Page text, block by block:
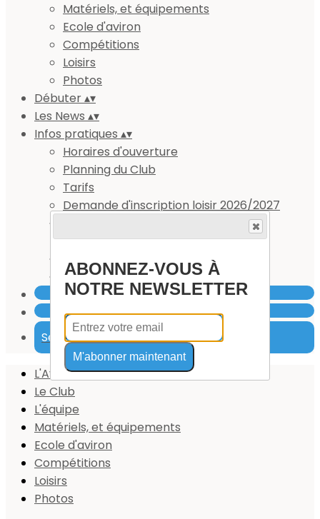
Matériels, et équipements
Ecole d'aviron
Compétitions
Loisirs
Photos
Débuter▴▾
Les News ▴▾
Infos pratiques ▴▾
Horaires d'ouverture
Planning du Club
Tarifs
Demande d'inscription loisir 2026/2027
Inscription jeunes et compétiteurs
2026/2027
Le Forum
Nouvelles tenues aux couleur du Club
Se connecter
L'Aviron
Le Club
L'équipe
Matériels, et équipements
Ecole d'aviron
Compétitions
Loisirs
Photos
ABONNEZ-VOUS À
NOTRE NEWSLETTER
M'abonner maintenant